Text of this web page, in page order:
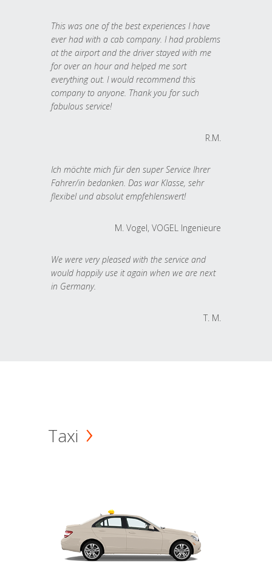
This was one of the best experiences I have
ever had with a cab company. I had problems
at the airport and the driver stayed with me
for over an hour and helped me sort
everything out. I would recommend this
company to anyone. Thank you for such
fabulous service!
R.M.
Ich möchte mich für den super Service Ihrer
Fahrer/in bedanken. Das war Klasse, sehr
flexibel und absolut empfehlenswert!
M. Vogel, VOGEL Ingenieure
We were very pleased with the service and
would happily use it again when we are next
in Germany.
T. M.
Taxi